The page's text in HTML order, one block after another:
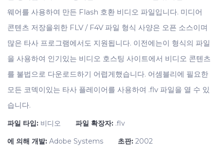
웨어를 사용하여 만든 Flash 호환 비디오 파일입니다. 미디어
콘텐츠 저장을위한 FLV / F4V 파일 형식 사양은 오픈 소스이며
많은 타사 프로그램에서도 지원됩니다. 이전에는이 형식의 파일
을 사용하여 인기있는 비디오 호스팅 사이트에서 비디오 콘텐츠
를 불법으로 다운로드하기 어렵게했습니다. 어셈블리에 필요한
모든 코덱이있는 타사 플레이어를 사용하여 .flv 파일을 열 수 있
습니다.
파일 타입: 비디오 파일 확장자: .flv
에 의해 개발: Adobe Systems 초판: 2002